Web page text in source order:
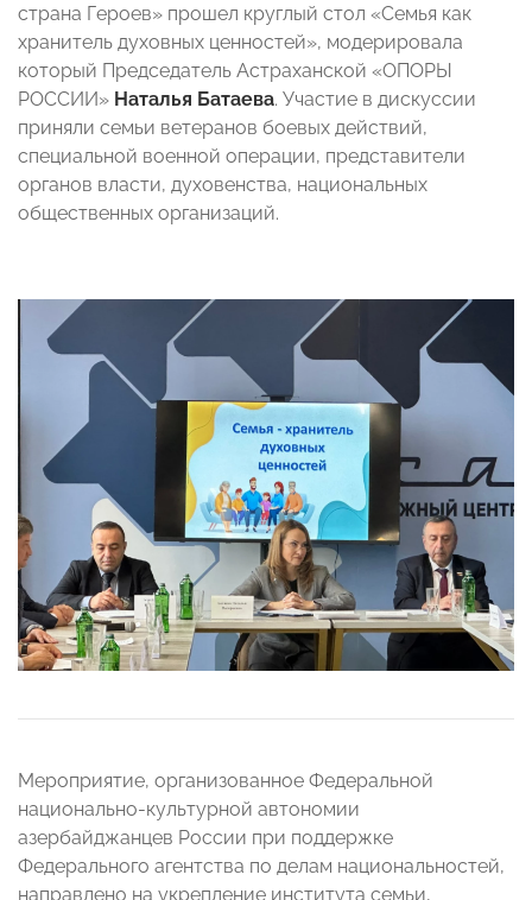
страна Героев» прошел круглый стол «Семья как
хранитель духовных ценностей», модерировала
который Председатель Астраханской «ОПОРЫ
РОССИИ» Наталья Батаева. Участие в дискуссии
приняли семьи ветеранов боевых действий,
специальной военной операции, представители
органов власти, духовенства, национальных
общественных организаций.
Мероприятие, организованное Федеральной
национально-культурной автономии
азербайджанцев России при поддержке
Федерального агентства по делам национальностей,
направлено на укрепление института семьи,